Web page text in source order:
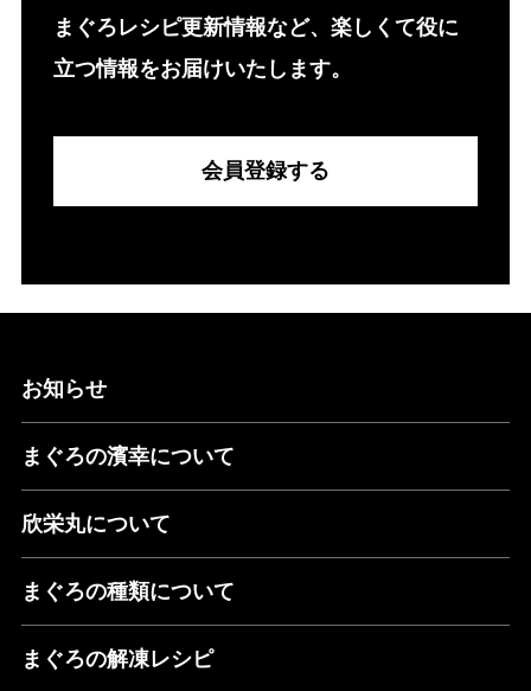
まぐろレシピ更新情報など、楽しくて役に
立つ情報をお届けいたします。
会員登録する
お知らせ
まぐろの濱幸について
欣栄丸について
まぐろの種類について
まぐろの解凍レシピ